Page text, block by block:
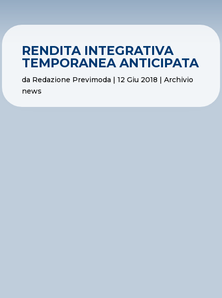
RENDITA INTEGRATIVA
TEMPORANEA ANTICIPATA
da Redazione Previmoda |12 Giu 2018 |Archivio
news